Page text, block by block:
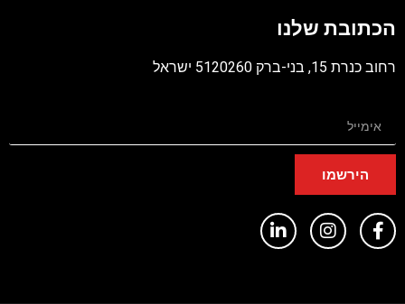
PDF
הכתובת שלנו
רחוב כנרת 15, בני-ברק 5120260 ישראל
הירשמו